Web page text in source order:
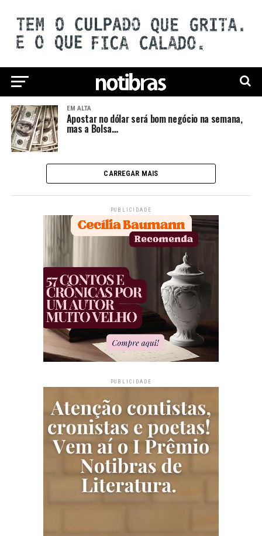
EM ALTA
Apostar no dólar será bom negócio na semana,
mas a Bolsa…
CARREGAR MAIS
PUBLICIDADE
PUBLICIDADE